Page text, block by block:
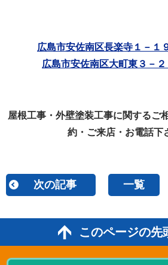
広島市安佐南区長楽寺１－１
広島市安佐南区大町東３－
屋根工事・外壁塗装工事に関するご
約・ご来店・お電話下
次の記事 一覧
このページの先